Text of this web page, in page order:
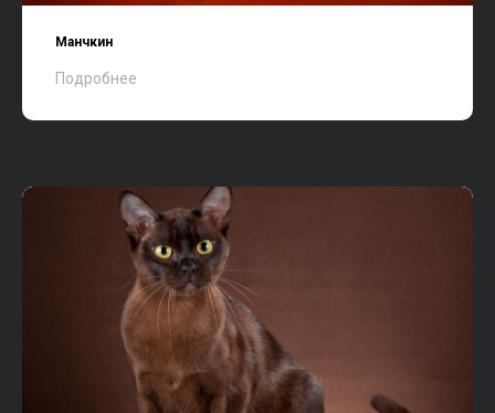
Манчкин
Подробнее